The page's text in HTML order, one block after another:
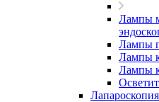
Лампы
Лампы
Лампы
Лампы
Лапароскопия